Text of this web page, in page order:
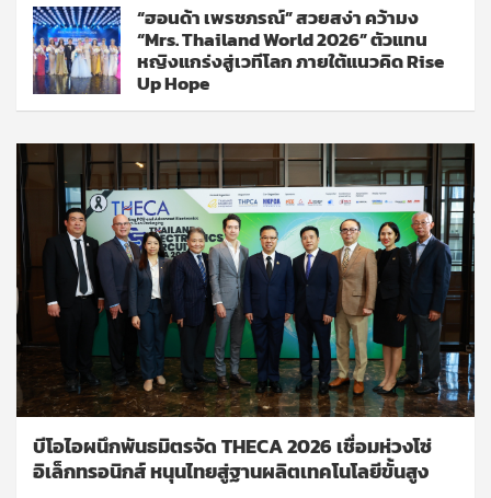
“ฮอนด้า เพรชภรณ์” สวยสง่า คว้ามง
“Mrs. Thailand World 2026” ตัวแทน
หญิงแกร่งสู่เวทีโลก ภายใต้แนวคิด Rise
Up Hope
บีโอไอผนึกพันธมิตรจัด THECA 2026 เชื่อมห่วงโซ่
อิเล็กทรอนิกส์ หนุนไทยสู่ฐานผลิตเทคโนโลยีขั้นสูง